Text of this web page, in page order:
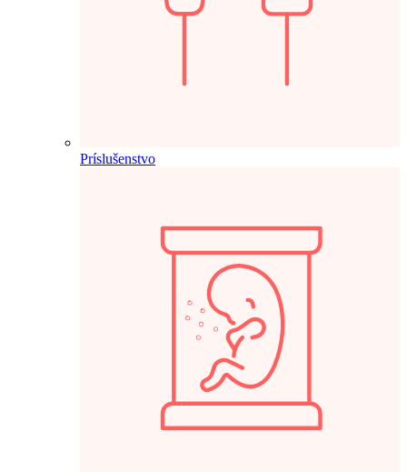
Príslušenstvo